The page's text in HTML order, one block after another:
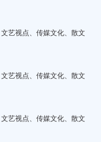
艺视点、传媒文化、散文
艺视点、传媒文化、散文
艺视点、传媒文化、散文